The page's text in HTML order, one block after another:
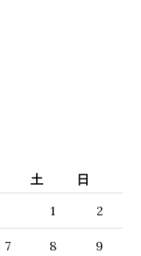
土
日
1
2
7 8 9